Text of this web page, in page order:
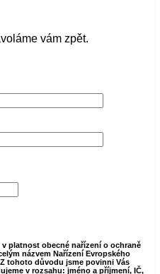
vám zpět.
platnost obecné nařízení o ochraně
názvem Nařízení Evropského
Z tohoto důvodu jsme povinni Vás
v rozsahu: jméno a příjmení, IČ,